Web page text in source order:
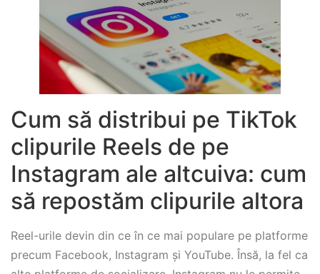
Cum să distribui pe TikTok
clipurile Reels de pe
Instagram ale altcuiva: cum
să repostăm clipurile altora
Reel-urile devin din ce în ce mai populare pe platforme
precum Facebook, Instagram și YouTube. Însă, la fel ca